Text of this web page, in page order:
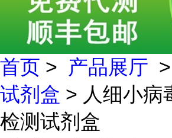
首页 > 产品展厅 >
试剂盒 > 人细小病
检测试剂盒